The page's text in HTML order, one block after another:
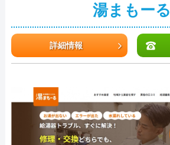
湯まもーる
詳細情報